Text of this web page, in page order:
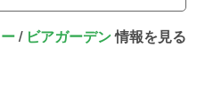
/ ビアガーデン情報を見る